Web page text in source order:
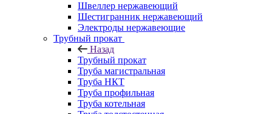
Швеллер нержавеющий
Шестигранник нержавеющий
Электроды нержавеющие
Трубный прокат
Назад
Трубный прокат
Труба магистральная
Труба НКТ
Труба профильная
Труба котельная